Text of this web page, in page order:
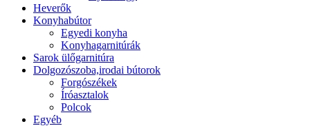
Heverők
Konyhabútor
Egyedi konyha
Konyhagarnitúrák
Sarok ülőgarnitúra
Dolgozószoba,irodai bútorok
Forgószékek
Íróasztalok
Polcok
Egyéb